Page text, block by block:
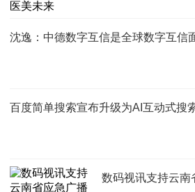
沈逸：中德数字互信是全球数字互信
百度简单搜索宣布升级为AI互动式搜
数码视讯支持云南